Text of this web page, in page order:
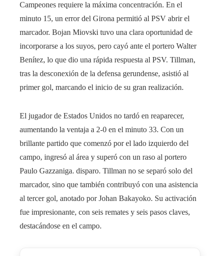
Campeones requiere la máxima concentración. En el
minuto 15, un error del Girona permitió al PSV abrir el
marcador. Bojan Miovski tuvo una clara oportunidad de
incorporarse a los suyos, pero cayó ante el portero Walter
Benítez, lo que dio una rápida respuesta al PSV. Tillman,
tras la desconexión de la defensa gerundense, asistió al
primer gol, marcando el inicio de su gran realización.
El jugador de Estados Unidos no tardó en reaparecer,
aumentando la ventaja a 2-0 en el minuto 33. Con un
brillante partido que comenzó por el lado izquierdo del
campo, ingresó al área y superó con un raso al portero
Paulo Gazzaniga. disparo. Tillman no se separó solo del
marcador, sino que también contribuyó con una asistencia
al tercer gol, anotado por Johan Bakayoko. Su activación
fue impresionante, con seis remates y seis pasos claves,
destacándose en el campo.